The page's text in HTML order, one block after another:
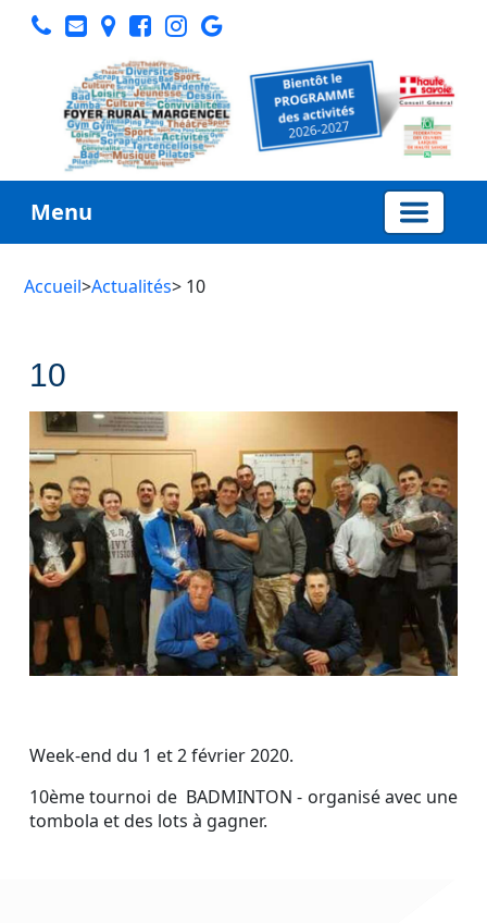
Menu
Accueil>Actualités> 10
10
Week-end du 1 et 2 février 2020.
10ème tournoi de BADMINTON - organisé avec une
tombola et des lots à gagner.